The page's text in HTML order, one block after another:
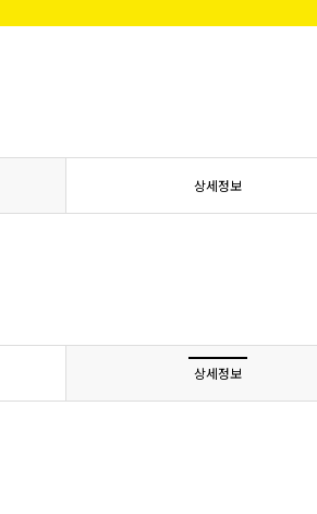
상세정보
상세정보